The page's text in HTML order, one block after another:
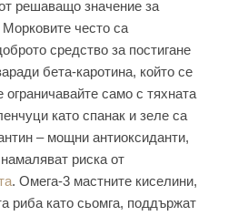
решаващо значение за
често са
средство за постигане
бета-каротина, който се
само с тяхната
като спанак и зеле са
– мощни антиоксиданти,
риска от
. Омега-3 мастните киселини,
риба като сьомга, поддържат